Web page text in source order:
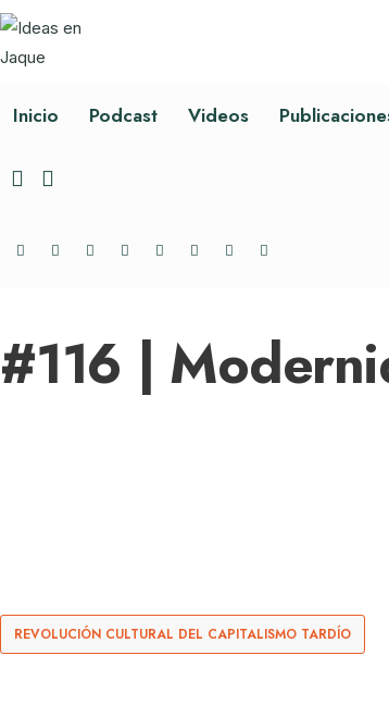
Inicio Podcast Videos
#116 |
REVOLUCIÓN CULTURAL DEL CAPITALISMO TARDÍO